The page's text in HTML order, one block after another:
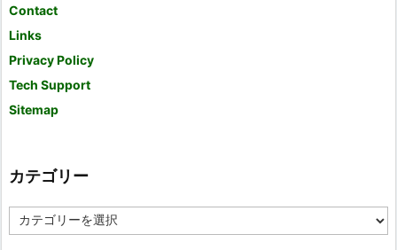
Contact
Links
Privacy Policy
Tech Support
Sitemap
カテゴリー
テ